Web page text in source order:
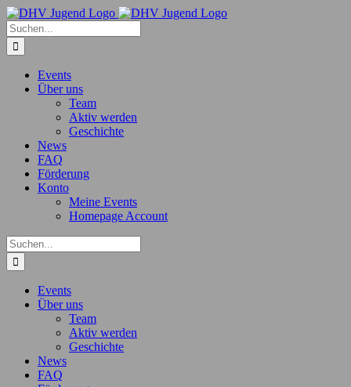
Zum
Inhalt
springen
Suche
nach:
Events
Über uns
Team
Aktiv werden
Geschichte
News
FAQ
Förderung
Konto
Meine Events
Homepage Account
Suche
nach:
Events
Über uns
Team
Aktiv werden
Geschichte
News
FAQ